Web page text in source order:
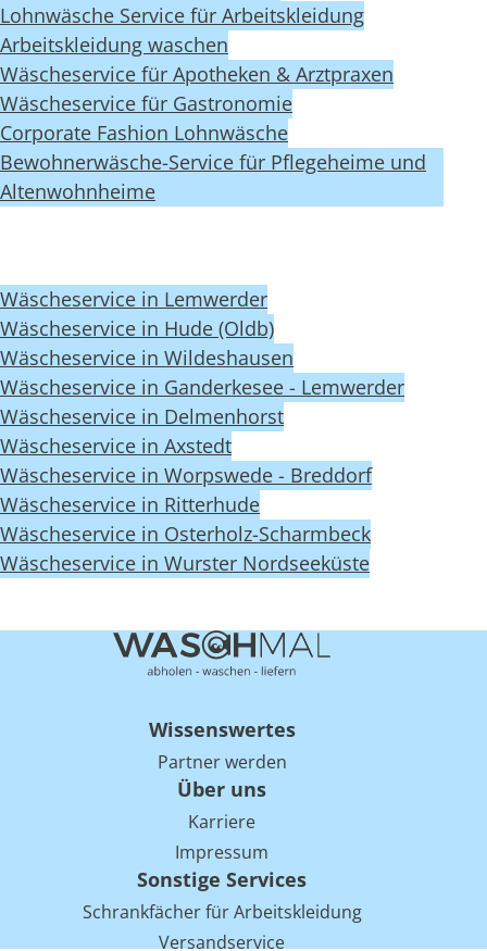
Lohnwäsche Service für Arbeitskleidung
Arbeitskleidung waschen
Wäscheservice für Apotheken & Arztpraxen
Wäscheservice für Gastronomie
Corporate Fashion Lohnwäsche
Bewohnerwäsche-Service für Pflegeheime und
Altenwohnheime
Wäscheservice in Lemwerder
Wäscheservice in Hude (Oldb)
Wäscheservice in Wildeshausen
Wäscheservice in Ganderkesee - Lemwerder
Wäscheservice in Delmenhorst
Wäscheservice in Axstedt
Wäscheservice in Worpswede - Breddorf
Wäscheservice in Ritterhude
Wäscheservice in Osterholz-Scharmbeck
Wäscheservice in Wurster Nordseeküste
Wissenswertes
Partner werden
Über uns
Karriere
Impressum
Sonstige Services
Schrankfächer für Arbeitskleidung
Versandservice